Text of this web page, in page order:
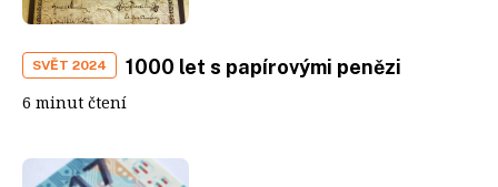
SVĚT 2024 1000 let s papírovými penězi
6 minut čtení